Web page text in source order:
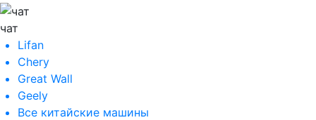
чат
Lifan
Chery
Great Wall
Geely
Все китайские машины